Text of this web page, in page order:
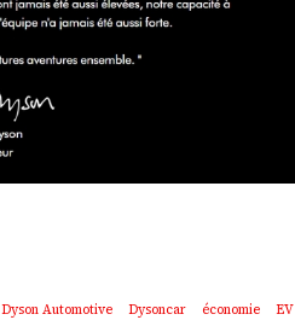
Dyson Automotive Dysoncar économie EV